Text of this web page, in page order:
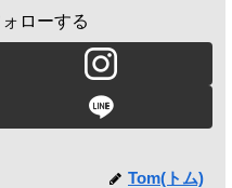
ローする
Tom(トム)